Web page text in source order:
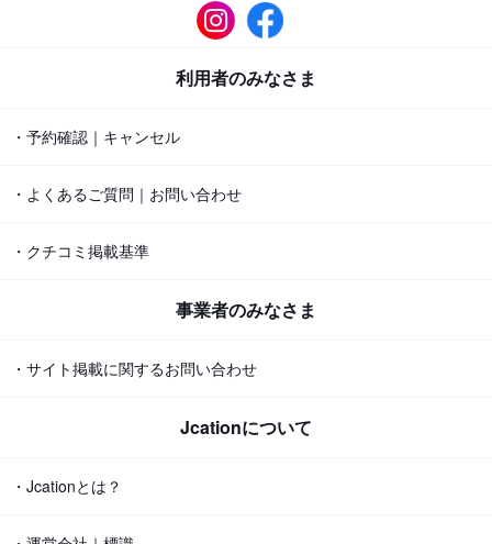
利用者のみなさま
・予約確認｜キャンセル
・よくあるご質問｜お問い合わせ
・クチコミ掲載基準
事業者のみなさま
・サイト掲載に関するお問い合わせ
Jcationについて
・Jcationとは？